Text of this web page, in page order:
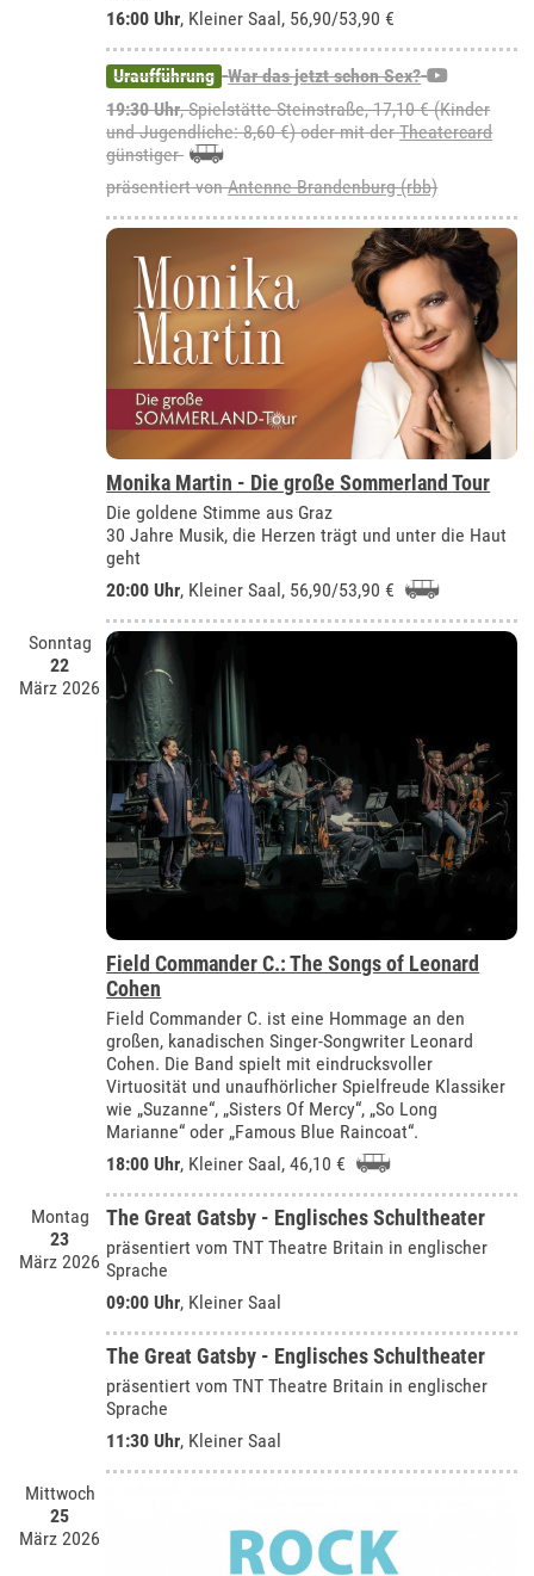
16:00 Uhr, Kleiner Saal , 56,90/53,90 €
Uraufführung War das jetzt schon Sex?
19:30 Uhr, Spielstätte Steinstraße, 17,10 € (Kinder
und Jugendliche: 8,60 €) oder mit derTheatercard
günstiger
präsentiert vonAntenne Brandenburg (rbb)
Monika Martin - Die große Sommerland Tour
Die goldene Stimme aus Graz
30 Jahre Musik, die Herzen trägt und unter die Haut
geht
20:00 Uhr, Kleiner Saal , 56,90/53,90 €
Sonntag
22
März 2026
Field Commander C.: The Songs of Leonard
Cohen
Field Commander C. ist eine Hommage an den
großen, kanadischen Singer-Songwriter Leonard
Cohen. Die Band spielt mit eindrucksvoller
Virtuosität und unaufhörlicher Spielfreude Klassiker
wie „Suzanne“, „Sisters Of Mercy“, „So Long
Marianne“ oder „Famous Blue Raincoat“.
18:00 Uhr, Kleiner Saal, 46,10 €
Montag
23
März 2026
The Great Gatsby - Englisches Schultheater
präsentiert vom TNT Theatre Britain in englischer
Sprache
09:00 Uhr, Kleiner Saal
The Great Gatsby - Englisches Schultheater
präsentiert vom TNT Theatre Britain in englischer
Sprache
11:30 Uhr, Kleiner Saal
Mittwoch
25
März 2026